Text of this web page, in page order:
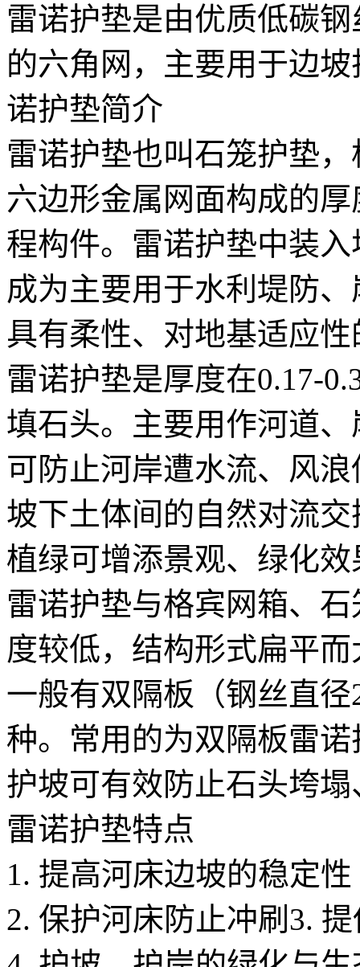
雷诺护垫是由优质低碳
的六角网，主要用于边
诺护垫简介
雷诺护垫也叫石笼护垫
六边形金属网面构成的
程构件。雷诺护垫中装
成为主要用于水利堤防
具有柔性、对地基适应
雷诺护垫是厚度在0.17-
填石头。主要用作河道
可防止河岸遭水流、风
坡下土体间的自然对流
植绿可增添景观、绿化效
雷诺护垫与格宾网箱、
度较低，结构形式扁平
一般有双隔板（钢丝直径
种。常用的为双隔板雷
护坡可有效防止石头垮
雷诺护垫特点
1. 提高河床边坡的稳定性
2. 保护河床防止冲刷3.